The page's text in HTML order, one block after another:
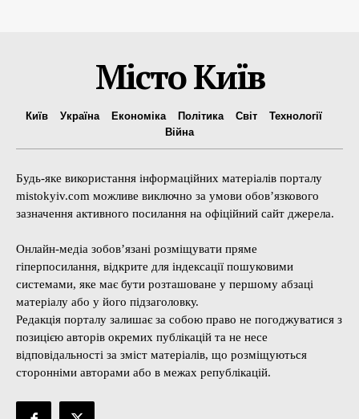
Місто Київ
Київ Україна Економіка Політика Світ
Технології
Війна
Будь-яке використання інформаційних матеріалів порталу
mistokyiv.com можливе виключно за умови обов’язкового
зазначення активного посилання на офіційний сайт джерела.
Онлайн-медіа зобов’язані розміщувати пряме
гіперпосилання, відкрите для індексації пошуковими
системами, яке має бути розташоване у першому абзаці
матеріалу або у його підзаголовку.
Редакція порталу залишає за собою право не погоджуватися з
позицією авторів окремих публікацій та не несе
відповідальності за зміст матеріалів, що розміщуються
сторонніми авторами або в межах републікацій.